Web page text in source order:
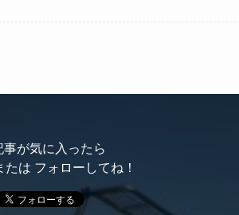
事が気に入ったら
たは フォローしてね！